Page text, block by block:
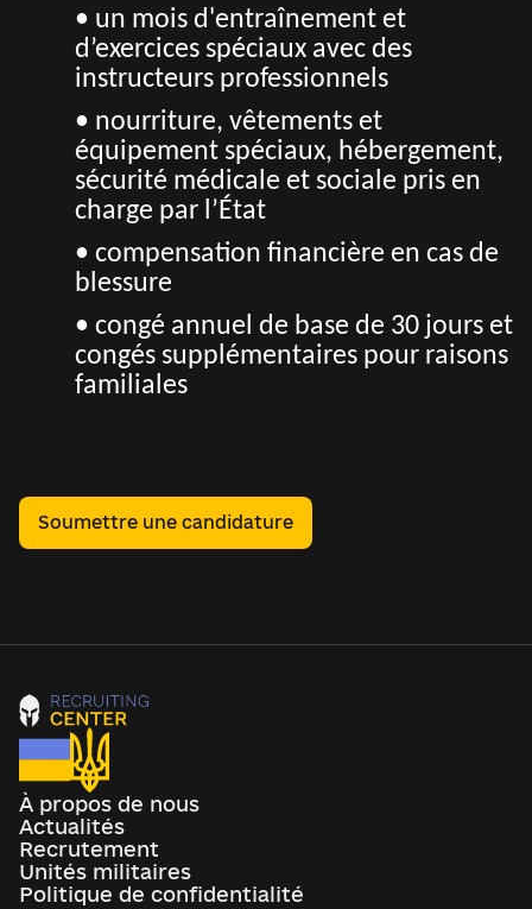
• un mois d'entraînement et
d’exercices spéciaux avec des
instructeurs professionnels
• nourriture, vêtements et
équipement spéciaux, hébergement,
sécurité médicale et sociale pris en
charge par l’État
• compensation financière en cas de
blessure
• congé annuel de base de 30 jours et
congés supplémentaires pour raisons
familiales
Soumettre une candidature
À propos de nous
Actualités
Recrutement
Unités militaires
Politique de confidentialité